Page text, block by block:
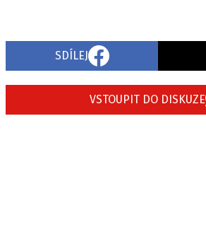
SDÍLEJ
VSTOUPIT DO DISKUZE